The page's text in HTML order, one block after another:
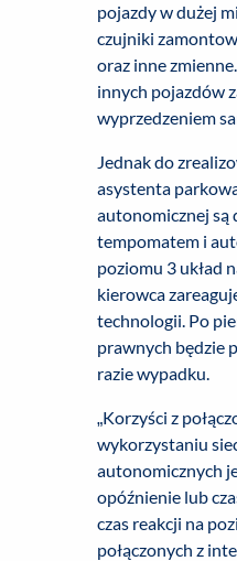
pojazdy w dużej
czujniki
oraz inne
innych pojazdów
wyprzedzeniem
Jednak do
asystenta
autonomicznej są
tempomatem i
poziomu 3 układ
kierowca
technologii. Po
prawnych będzie
razie wypadku.
„Korzyści z
wykorzystaniu
autonomicznych
opóźnienie lub
czas reakcji na
połączonych z